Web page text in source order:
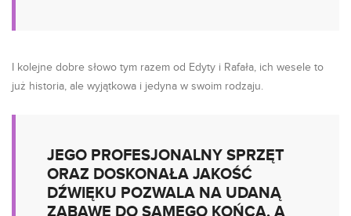
I kolejne dobre słowo tym razem od Edyty i Rafała, ich wesele to
już historia, ale wyjątkowa i jedyna w swoim rodzaju.
JEGO PROFESJONALNY SPRZĘT
ORAZ DOSKONAŁA JAKOŚĆ
DŹWIĘKU POZWALA NA UDANĄ
ZABAWĘ DO SAMEGO KOŃCA, A